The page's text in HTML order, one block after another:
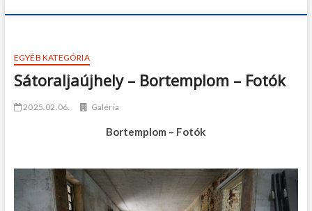
EGYÉB KATEGÓRIA
Sátoraljaújhely – Bortemplom – Fotók
2025.02.06. Galéria
Bortemplom – Fotók